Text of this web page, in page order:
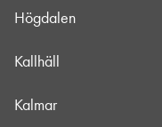
Högdalen
Kallhäll
Kalmar